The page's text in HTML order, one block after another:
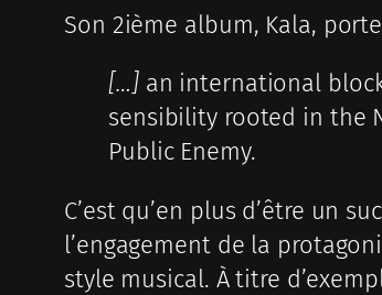
Son 2ième album, Kala,
[…]an international
sensibility rooted in the
Public Enemy.
C’est qu’en plus d’être un
l’engagement de la
style musical. À titre